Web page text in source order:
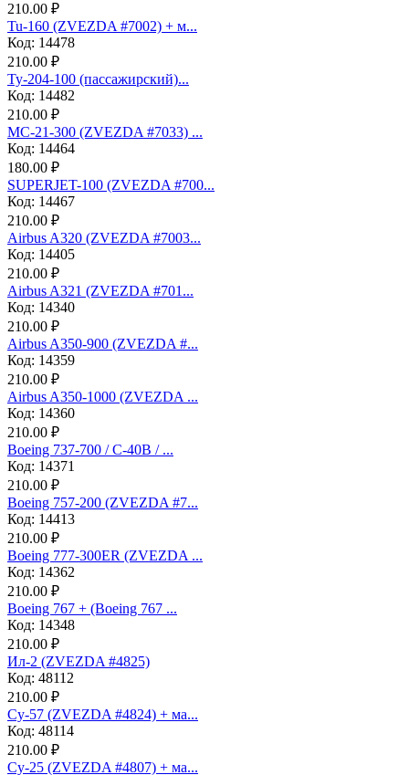
210.00 ₽
Tu-160 (ZVEZDA #7002) + м...
Код: 14478
210.00 ₽
Ту-204-100 (пассажирский)...
Код: 14482
210.00 ₽
МС-21-300 (ZVEZDA #7033) ...
Код: 14464
180.00 ₽
SUPERJET-100 (ZVEZDA #700...
Код: 14467
210.00 ₽
Аirbus A320 (ZVEZDA #7003...
Код: 14405
210.00 ₽
Аirbus A321 (ZVEZDA #701...
Код: 14340
210.00 ₽
Airbus A350-900 (ZVEZDA #...
Код: 14359
210.00 ₽
Airbus A350-1000 (ZVEZDA ...
Код: 14360
210.00 ₽
Boeing 737-700 / C-40B / ...
Код: 14371
210.00 ₽
Boeing 757-200 (ZVEZDA #7...
Код: 14413
210.00 ₽
Boeing 777-300ER (ZVEZDA ...
Код: 14362
210.00 ₽
Boeing 767 + (Boeing 767 ...
Код: 14348
210.00 ₽
Ил-2 (ZVEZDA #4825)
Код: 48112
210.00 ₽
Су-57 (ZVEZDA #4824) + ма...
Код: 48114
210.00 ₽
Су-25 (ZVEZDA #4807) + ма...